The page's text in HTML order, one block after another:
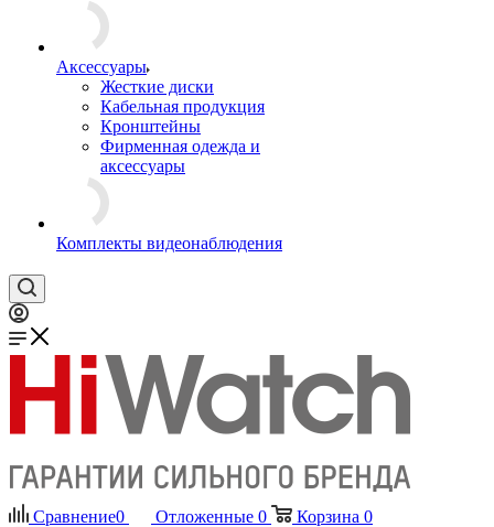
Аксессуары
Жесткие диски
Кабельная продукция
Кронштейны
Фирменная одежда и
аксессуары
Комплекты видеонаблюдения
Сравнение0 Отложенные 0 Корзина 0